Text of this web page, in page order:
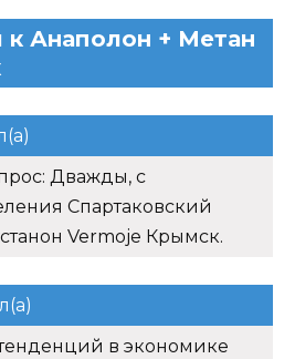
Анаполон + Метан
Дважды, с
Спартаковский
Vermoje Крымск.
в экономике